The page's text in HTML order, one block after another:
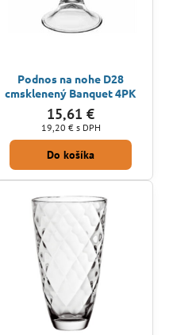
Podnos na nohe D28
cmsklenený Banquet 4PK
15,61 €
19,20 € s DPH
Do košíka